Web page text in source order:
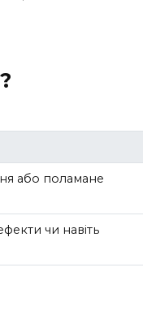
або поламане
чи навіть